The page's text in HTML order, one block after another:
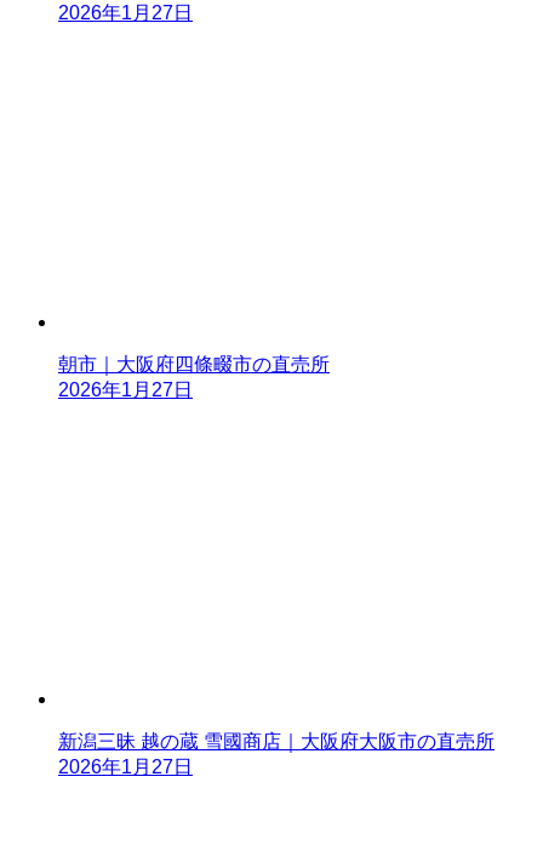
2026年1月27日
朝市｜大阪府四條畷市の直売所
2026年1月27日
新潟三昧 越の蔵 雪國商店｜大阪府大阪市の直売所
2026年1月27日